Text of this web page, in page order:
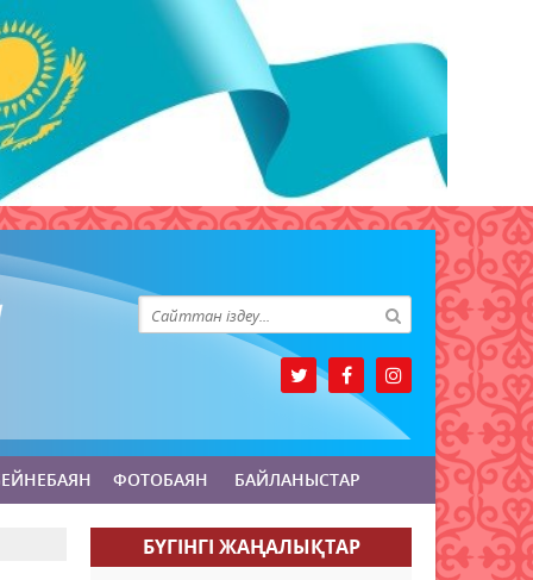
ФОТОБАЯН БАЙЛАНЫСТАР
БҮГІНГI ЖАҢАЛЫҚТАР